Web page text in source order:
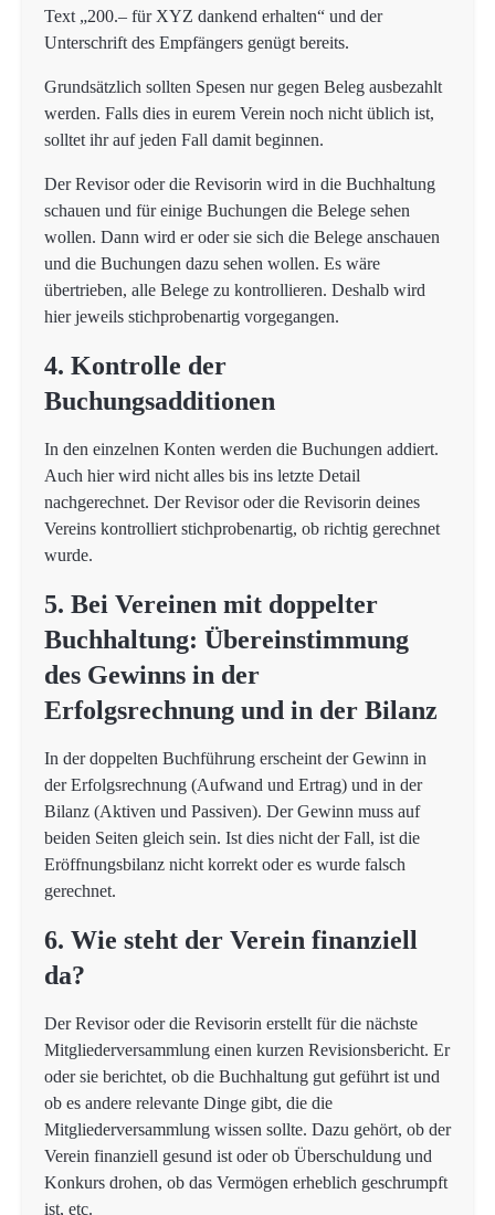
Text „200.– für XYZ dankend erhalten“ und der
Unterschrift des Empfängers genügt bereits.
Grundsätzlich sollten Spesen nur gegen Beleg ausbezahlt
werden. Falls dies in eurem Verein noch nicht üblich ist,
solltet ihr auf jeden Fall damit beginnen.
Der Revisor oder die Revisorin wird in die Buchhaltung
schauen und für einige Buchungen die Belege sehen
wollen. Dann wird er oder sie sich die Belege anschauen
und die Buchungen dazu sehen wollen. Es wäre
übertrieben, alle Belege zu kontrollieren. Deshalb wird
hier jeweils stichprobenartig vorgegangen.
4. Kontrolle der
Buchungsadditionen
In den einzelnen Konten werden die Buchungen addiert.
Auch hier wird nicht alles bis ins letzte Detail
nachgerechnet. Der Revisor oder die Revisorin deines
Vereins kontrolliert stichprobenartig, ob richtig gerechnet
wurde.
5. Bei Vereinen mit doppelter
Buchhaltung: Übereinstimmung
des Gewinns in der
Erfolgsrechnung und in der Bilanz
In der doppelten Buchführung erscheint der Gewinn in
der Erfolgsrechnung (Aufwand und Ertrag) und in der
Bilanz (Aktiven und Passiven). Der Gewinn muss auf
beiden Seiten gleich sein. Ist dies nicht der Fall, ist die
Eröffnungsbilanz nicht korrekt oder es wurde falsch
gerechnet.
6. Wie steht der Verein finanziell
da?
Der Revisor oder die Revisorin erstellt für die nächste
Mitgliederversammlung einen kurzen Revisionsbericht. Er
oder sie berichtet, ob die Buchhaltung gut geführt ist und
ob es andere relevante Dinge gibt, die die
Mitgliederversammlung wissen sollte. Dazu gehört, ob der
Verein finanziell gesund ist oder ob Überschuldung und
Konkurs drohen, ob das Vermögen erheblich geschrumpft
ist, etc.